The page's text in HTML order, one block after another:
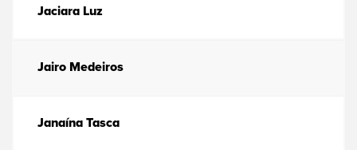
Jaciara Luz
Jairo Medeiros
Janaína Tasca